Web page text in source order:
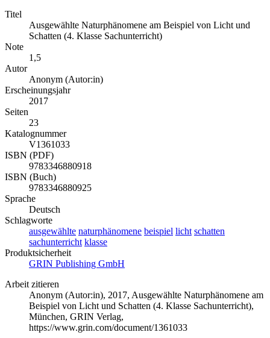
Titel
Ausgewählte Naturphänomene am Beispiel von Licht und
Schatten (4. Klasse Sachunterricht)
Note
1,5
Autor
Anonym (Autor:in)
Erscheinungsjahr
2017
Seiten
23
Katalognummer
V1361033
ISBN (PDF)
9783346880918
ISBN (Buch)
9783346880925
Sprache
Deutsch
Schlagworte
ausgewählte naturphänomene beispiel licht schatten
sachunterricht klasse
Produktsicherheit
GRIN Publishing GmbH
Arbeit zitieren
Anonym (Autor:in), 2017, Ausgewählte Naturphänomene am
Beispiel von Licht und Schatten (4. Klasse Sachunterricht),
München, GRIN Verlag,
https://www.grin.com/document/1361033